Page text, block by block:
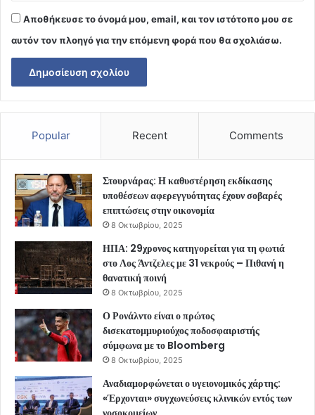
Αποθήκευσε το όνομά μου, email, και τον ιστότοπο μου σε
αυτόν τον πλοηγό για την επόμενη φορά που θα σχολιάσω.
Popular Recent Comments
Στουρνάρας: Η καθυστέρηση εκδίκασης
υποθέσεων αφερεγγυότητας έχουν σοβαρές
επιπτώσεις στην οικονομία
8 Οκτωβρίου, 2025
ΗΠΑ: 29χρονος κατηγορείται για τη φωτιά
στο Λος Άντζελες με 31 νεκρούς – Πιθανή η
θανατική ποινή
8 Οκτωβρίου, 2025
Ο Ρονάλντο είναι ο πρώτος
δισεκατομμυριούχος ποδοσφαιριστής
σύμφωνα με το Bloomberg
8 Οκτωβρίου, 2025
Αναδιαμορφώνεται ο υγειονομικός χάρτης:
«Έρχονται» συγχωνεύσεις κλινικών εντός των